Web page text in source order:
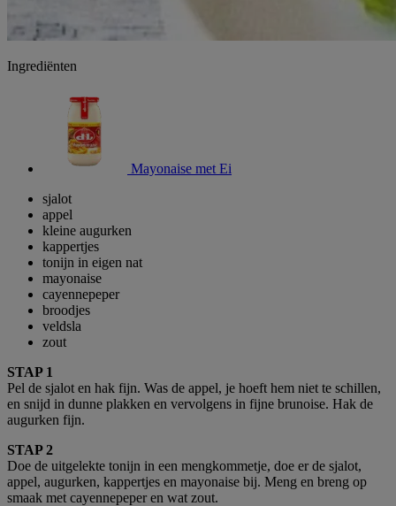
Ingrediënten
Mayonaise met Ei
sjalot
appel
kleine augurken
kappertjes
tonijn in eigen nat
mayonaise
cayennepeper
broodjes
veldsla
zout
STAP 1
Pel de sjalot en hak fijn. Was de appel, je hoeft hem niet te schillen,
en snijd in dunne plakken en vervolgens in fijne brunoise. Hak de
augurken fijn.
STAP 2
Doe de uitgelekte tonijn in een mengkommetje, doe er de sjalot,
appel, augurken, kappertjes en mayonaise bij. Meng en breng op
smaak met cayennepeper en wat zout.